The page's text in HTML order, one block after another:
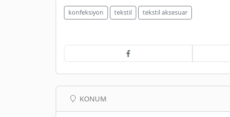
konfeksiyon tekstil tekstil aksesuar
KONUM